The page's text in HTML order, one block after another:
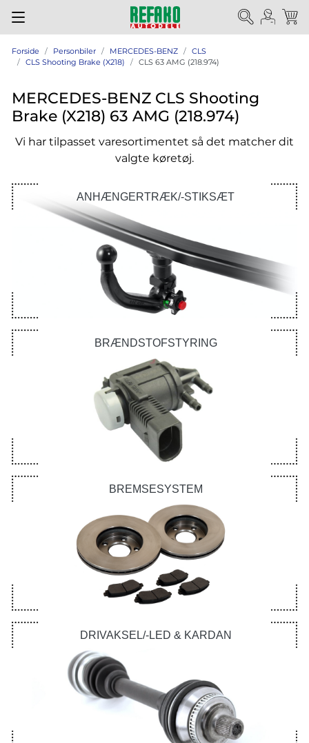
Forside Personbiler MERCEDES-BENZ
CLS
CLS Shooting Brake (X218)
CLS 63 AMG (218.974)
MERCEDES-BENZ CLS Shooting
Brake (X218) 63 AMG (218.974)
Vi har tilpasset varesortimentet så det matcher dit
valgte køretøj.
ANHÆNGERTRÆK/-STIKSÆT
BRÆNDSTOFSTYRING
BREMSESYSTEM
DRIVAKSEL/-LED & KARDAN